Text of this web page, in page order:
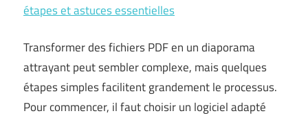
étapes et astuces essentielles
Transformer des fichiers PDF en un diaporama
attrayant peut sembler complexe, mais quelques
étapes simples facilitent grandement le processus.
Pour commencer, il faut choisir un logiciel adapté